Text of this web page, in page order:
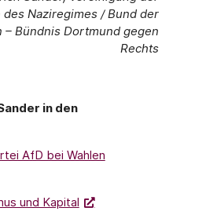
Naziregimes / Bund der
– Bündnis Dortmund gegen
Rechts
in den
AfD bei Wahlen
und Kapital